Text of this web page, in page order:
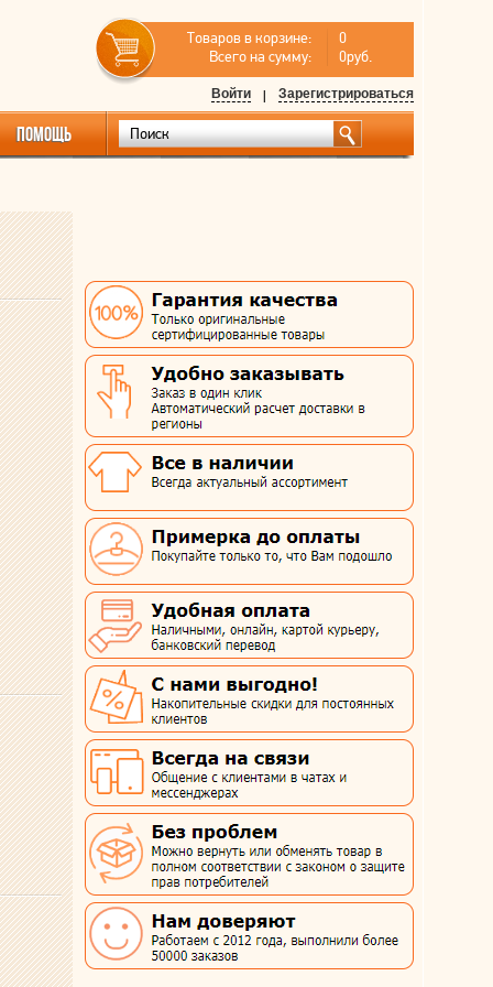
Товаров в корзине:
Всего на сумму:
0
0руб.
Зарегистрироваться
|
Войти
ПОМОЩЬ